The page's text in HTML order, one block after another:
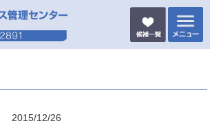
2015/12/26